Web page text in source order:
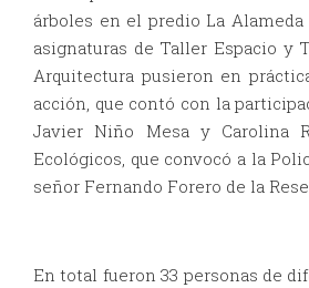
árboles en el predio La
asignaturas de Taller Espacio y
Arquitectura pusieron en
acción, que contó con la
Javier Niño Mesa y Carolina
Ecológicos, que convocó a la
señor Fernando Forero de la
En total fueron 33 personas de